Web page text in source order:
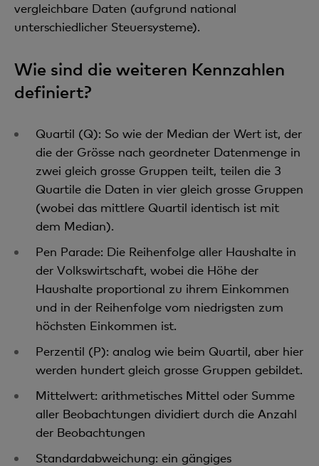
vergleichbare Daten (aufgrund national
unterschiedlicher Steuersysteme).
Wie sind die weiteren Kennzahlen
definiert?
Quartil (Q): So wie der Median der Wert ist, der
die der Grösse nach geordneter Datenmenge in
zwei gleich grosse Gruppen teilt, teilen die 3
Quartile die Daten in vier gleich grosse Gruppen
(wobei das mittlere Quartil identisch ist mit
dem Median).
Pen Parade: Die Reihenfolge aller Haushalte in
der Volkswirtschaft, wobei die Höhe der
Haushalte proportional zu ihrem Einkommen
und in der Reihenfolge vom niedrigsten zum
höchsten Einkommen ist.
Perzentil (P): analog wie beim Quartil, aber hier
werden hundert gleich grosse Gruppen gebildet.
Mittelwert: arithmetisches Mittel oder Summe
aller Beobachtungen dividiert durch die Anzahl
der Beobachtungen
Standardabweichung: ein gängiges